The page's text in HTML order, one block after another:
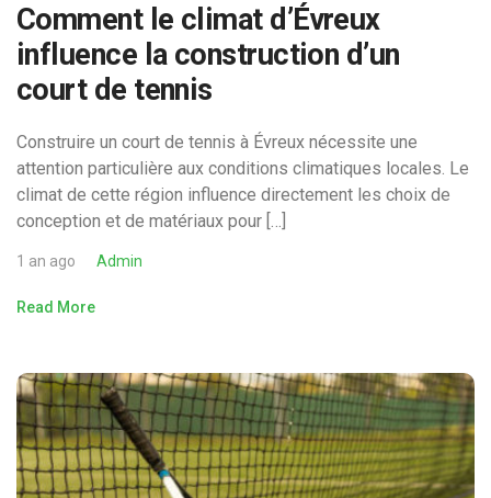
Comment le climat d’Évreux
influence la construction d’un
court de tennis
Construire un court de tennis à Évreux nécessite une
attention particulière aux conditions climatiques locales. Le
climat de cette région influence directement les choix de
conception et de matériaux pour […]
1 an ago Admin
Read More